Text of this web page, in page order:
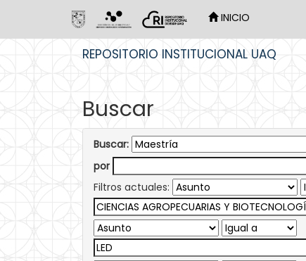
INICIO
REPOSITORIO INSTITUCIONAL UAQ
Buscar
Buscar:
por
Filtros actuales: